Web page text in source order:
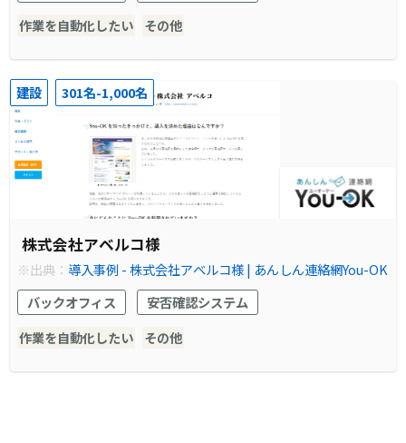
作業を自動化したい
その他
建設 301名-1,000名
株式会社アベルコ様
※出典： 導入事例 - 株式会社アベルコ様 | あんしん連絡網You-OK
バックオフィス
安否確認システム
作業を自動化したい
その他